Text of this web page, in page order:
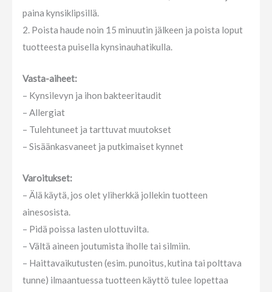
paina kynsiklipsillä.
2. Poista haude noin 15 minuutin jälkeen ja poista loput
tuotteesta puisella kynsinauhatikulla.
Vasta-aiheet:
– Kynsilevyn ja ihon bakteeritaudit
– Allergiat
– Tulehtuneet ja tarttuvat muutokset
– Sisäänkasvaneet ja putkimaiset kynnet
Varoitukset:
– Älä käytä, jos olet yliherkkä jollekin tuotteen
ainesosista.
– Pidä poissa lasten ulottuvilta.
– Vältä aineen joutumista iholle tai silmiin.
– Haittavaikutusten (esim. punoitus, kutina tai polttava
tunne) ilmaantuessa tuotteen käyttö tulee lopettaa